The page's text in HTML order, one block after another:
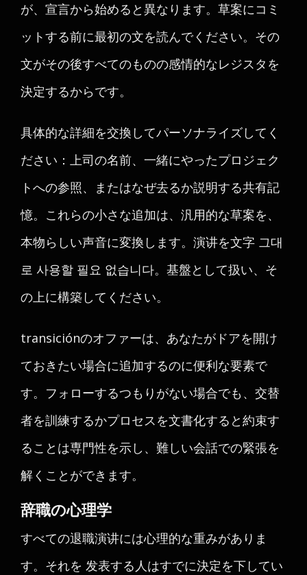
が、宣言から始めると異なります。草案にコミ
ットする前に最初の文を読んでください。その
文がその後すべてのものの感情的なレジスタを
決定するからです。
具体的な詳細を交換してパーソナライズしてく
ださい：上司の名前、一緒にやったプロジェク
トへの参照、またはなぜ去るか説明する共有記
憶。これらの小さな追加は、汎用的な草案を、
本物らしい声音に変換します。演讲を文字 그대
로 사용할 필요 없습니다。基盤として扱い、そ
の上に構築してください。
transiciónのオファーは、あなたがドアを開け
ておきたい場合に追加するのに便利な要素で
す。フォローするつもりがない場合でも、交替
者を訓練するかプロセスを文書化すると約束す
ることは専門性を示し、難しい会話での緊張を
解くことができます。
辞職の心理学
すべての退職演讲には心理的な重みがありま
す。それを 发表する人はすでに決定を下してい